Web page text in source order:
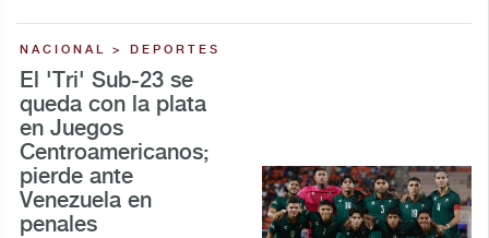
NACIONAL > DEPORTES
El 'Tri' Sub-23 se
queda con la plata
en Juegos
Centroamericanos;
pierde ante
Venezuela en
penales